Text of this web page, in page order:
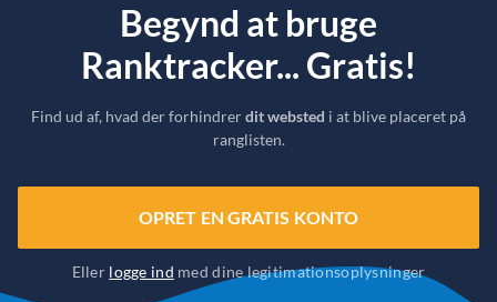
Begynd at bruge
Ranktracker... Gratis!
Find ud af, hvad der forhindrerdit websted i at blive placeret på
ranglisten.
OPRET EN GRATIS KONTO
Eller logge ind med dine legitimationsoplysninger